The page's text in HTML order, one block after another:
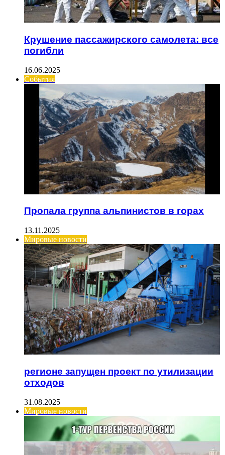
Крушение пассажирского самолета: все
погибли
16.06.2025
События
Пропала группа альпинистов в горах
13.11.2025
Мировые новости
регионе запущен проект по утилизации
отходов
31.08.2025
Мировые новости